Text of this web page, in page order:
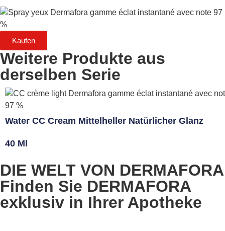
Kaufen
Weitere Produkte aus
derselben Serie
Water CC Cream Mittelheller Natürlicher Glanz
40 Ml
DIE WELT VON DERMAFORA
Finden Sie DERMAFORA
exklusiv in Ihrer Apotheke